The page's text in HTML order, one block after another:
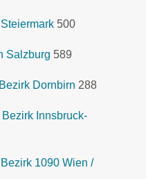
500
Salzburg 589
Dornbirn 288
Innsbruck-
1090 Wien /